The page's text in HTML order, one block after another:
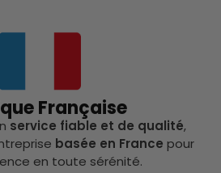
Française
service fiable et de qualité,
basée en France pour
en toute sérénité.